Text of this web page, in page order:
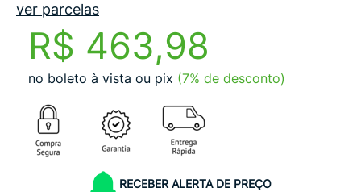
ver parcelas
R$ 463,98
no boleto à vista ou pix (7% de desconto)
RECEBER ALERTA DE PREÇO